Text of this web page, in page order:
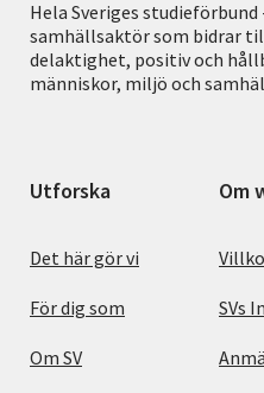
Hela Sveriges studieförbund
samhällsaktör som bidrar
delaktighet, positiv och
människor, miljö och
Utforska
Det här gör vi
För dig som
Om SV
Om
SVs